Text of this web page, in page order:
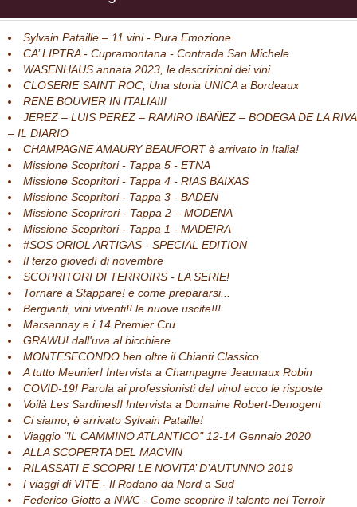
Sylvain Pataille – 11 vini - Pura Emozione
CA’ LIPTRA - Cupramontana - Contrada San Michele
WASENHAUS annata 2023, le descrizioni dei vini
CLOSERIE SAINT ROC, Una storia UNICA a Bordeaux
RENE BOUVIER IN ITALIA!!!
JEREZ – LUIS PEREZ – RAMIRO IBAÑEZ – BODEGA DE LA RIVA
– IL DIARIO
CHAMPAGNE AMAURY BEAUFORT è arrivato in Italia!
Missione Scopritori - Tappa 5 - ETNA
Missione Scopritori - Tappa 4 - RIAS BAIXAS
Missione Scopritori - Tappa 3 - BADEN
Missione Scoprirori - Tappa 2 – MODENA
Missione Scopritori - Tappa 1 - MADEIRA
#SOS ORIOL ARTIGAS - SPECIAL EDITION
Il terzo giovedì di novembre
SCOPRITORI DI TERROIRS - LA SERIE!
Tornare a Stappare! e come prepararsi...
Bergianti, vini viventi!! le nuove uscite!!!
Marsannay e i 14 Premier Cru
GRAWU! dall'uva al bicchiere
MONTESECONDO ben oltre il Chianti Classico
A tutto Meunier! Intervista a Champagne Jeaunaux Robin
COVID-19! Parola ai professionisti del vino! ecco le risposte
Voilà Les Sardines!! Intervista a Domaine Robert-Denogent
Ci siamo, è arrivato Sylvain Pataille!
Viaggio "IL CAMMINO ATLANTICO" 12-14 Gennaio 2020
ALLA SCOPERTA DEL MACVIN
RILASSATI E SCOPRI LE NOVITA’ D’AUTUNNO 2019
I viaggi di VITE - Il Rodano da Nord a Sud
Federico Giotto a NWC - Come scoprire il talento nel Terroir